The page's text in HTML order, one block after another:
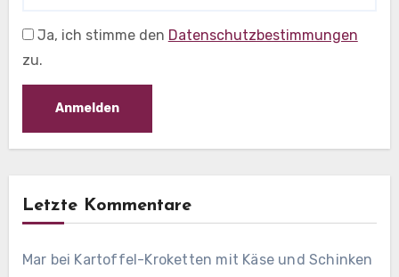
Ja, ich stimme den Datenschutzbestimmungen
zu.
Letzte Kommentare
Mar bei Kartoffel-Kroketten mit Käse und Schinken